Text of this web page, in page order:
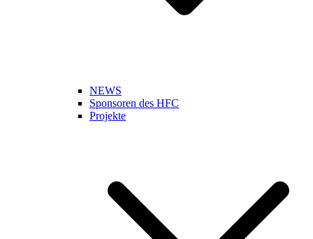
NEWS
Sponsoren des HFC
Projekte